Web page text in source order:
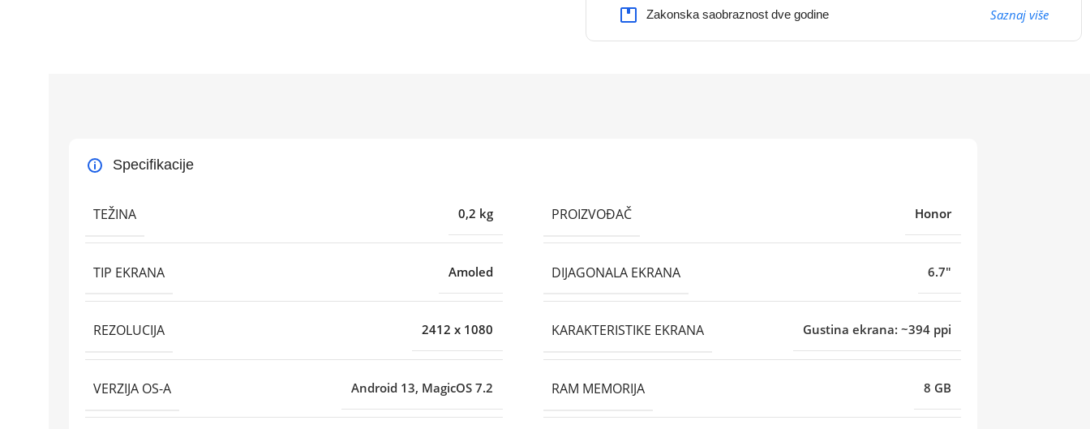
Zakonska saobraznost dve godine Saznaj više
Specifikacije
TEŽINA 0,2 kg PROIZVOĐAČ Honor
TIP EKRANA Amoled DIJAGONALA EKRANA 6.7"
REZOLUCIJA 2412 x 1080 KARAKTERISTIKE EKRANA Gustina ekrana: ~394 ppi
VERZIJA OS-A Android 13, MagicOS 7.2 RAM MEMORIJA 8 GB